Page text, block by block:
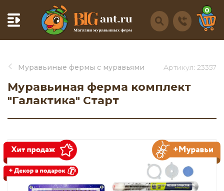
0
Муравьиные фермы с муравьями
Муравьиная ферма комплект
"Галактика" Старт
Артикул: 23357